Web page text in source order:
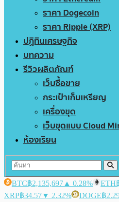
ราคา Dogecoin
ราคา Ripple (XRP)
ปฏิทินเศรษฐกิจ
บทความ
รีวิวผลิตภัณฑ์
เว็บซื้อขาย
กระเป๋าเก็บเหรียญ
เครื่องขุด
เว็บขุดแบบ Cloud
ห้องเรียน
BTC฿2,135,697 ▲ 0.28% ETH
XRP฿34.57▼ 2.32% DOGE฿